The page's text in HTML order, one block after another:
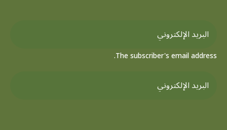
The subscriber's email address.